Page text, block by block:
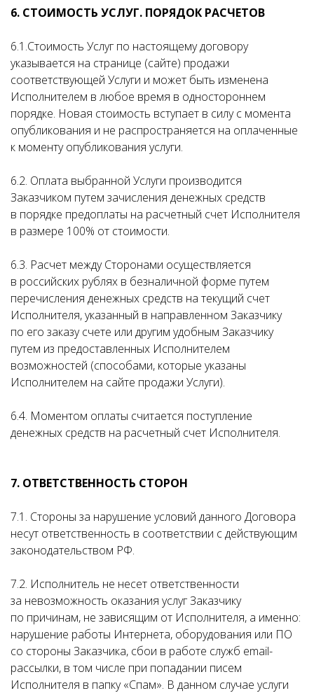
6. СТОИМОСТЬ УСЛУГ. ПОРЯДОК РАСЧЕТОВ
6.1.Стоимость Услуг по настоящему договору
указывается на странице (сайте) продажи
соответствующей Услуги и может быть изменена
Исполнителем в любое время в одностороннем
порядке. Новая стоимость вступает в силу с момента
опубликования и не распространяется на оплаченные
к моменту опубликования услуги.
6.2. Оплата выбранной Услуги производится
Заказчиком путем зачисления денежных средств
в порядке предоплаты на расчетный счет Исполнителя
в размере 100% от стоимости.
6.3. Расчет между Сторонами осуществляется
в российских рублях в безналичной форме путем
перечисления денежных средств на текущий счет
Исполнителя, указанный в направленном Заказчику
по его заказу счете или другим удобным Заказчику
путем из предоставленных Исполнителем
возможностей (способами, которые указаны
Исполнителем на сайте продажи Услуги).
6.4. Моментом оплаты считается поступление
денежных средств на расчетный счет Исполнителя.
7. ОТВЕТСТВЕННОСТЬ СТОРОН
7.1. Стороны за нарушение условий данного Договора
несут ответственность в соответствии с действующим
законодательством РФ.
7.2. Исполнитель не несет ответственности
за невозможность оказания услуг Заказчику
по причинам, не зависящим от Исполнителя, а именно:
нарушение работы Интернета, оборудования или ПО
со стороны Заказчика, сбои в работе служб email-
рассылки, в том числе при попадании писем
Исполнителя в папку «Спам». В данном случае услуги